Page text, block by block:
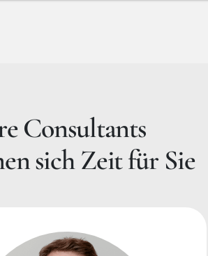
Consultants
sich Zeit für Sie